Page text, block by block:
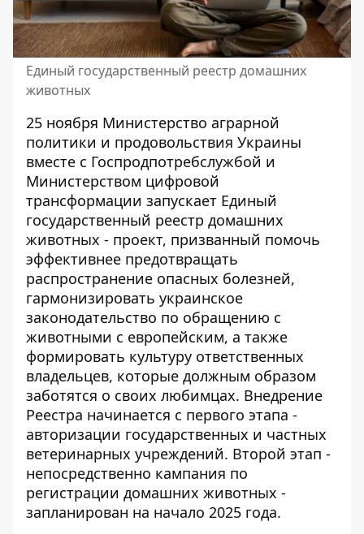
Единый государственный реестр домашних
животных
25 ноября Министерство аграрной
политики и продовольствия Украины
вместе с Госпродпотребслужбой и
Министерством цифровой
трансформации запускает Единый
государственный реестр домашних
животных - проект, призванный помочь
эффективнее предотвращать
распространение опасных болезней,
гармонизировать украинское
законодательство по обращению с
животными с европейским, а также
формировать культуру ответственных
владельцев, которые должным образом
заботятся о своих любимцах. Внедрение
Реестра начинается с первого этапа -
авторизации государственных и частных
ветеринарных учреждений. Второй этап -
непосредственно кампания по
регистрации домашних животных -
запланирован на начало 2025 года.